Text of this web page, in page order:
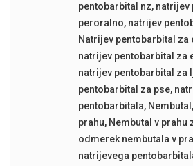
pentobarbital nz, natrijev
peroralno, natrijev
Natrijev pentobarbital za
natrijev pentobarbital za
natrijev pentobarbital za
pentobarbital za pse,
pentobarbitala, Nembutal ,
prahu, Nembutal v prahu
odmerek nembutala v
natrijevega